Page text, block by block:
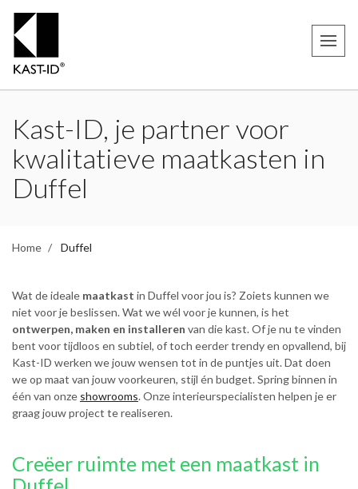
Kast-ID, je partner voor
kwalitatieve maatkasten in
Duffel
Home Duffel
Wat de ideale maatkast in Duffel voor jou is? Zoiets kunnen we
niet voor je beslissen. Wat we wél voor je kunnen, is het
ontwerpen, maken en installeren van die kast. Of je nu te vinden
bent voor tijdloos en subtiel, of toch eerder trendy en opvallend, bij
Kast-ID werken we jouw wensen tot in de puntjes uit. Dat doen
we op maat van jouw voorkeuren, stijl én budget. Spring binnen in
één van onze showrooms. Onze interieurspecialisten helpen je er
graag jouw project te realiseren.
Creëer ruimte met een maatkast in